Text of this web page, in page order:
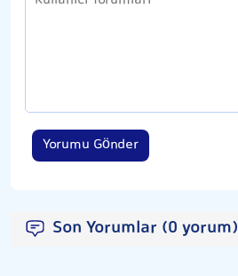
Yorumu Gönder
Son Yorumlar (0 yorum)